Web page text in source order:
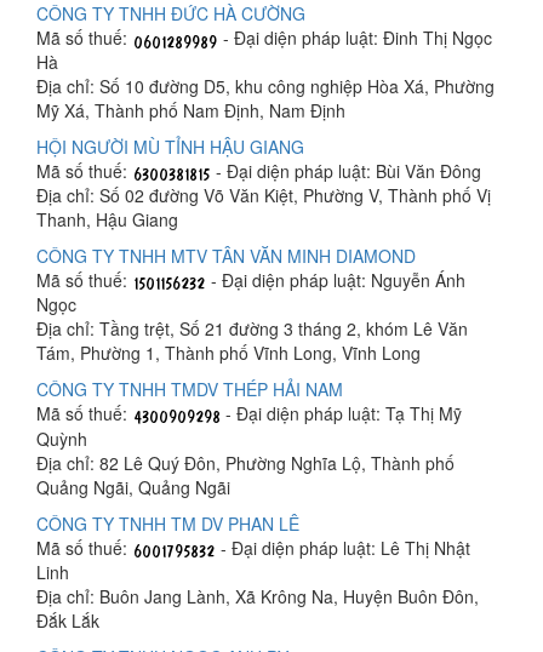
CÔNG TY TNHH ĐỨC HÀ CƯỜNG
Mã số thuế:
- Đại diện pháp luật: Đinh Thị Ngọc
Hà
Địa chỉ: Số 10 đường D5, khu công nghiệp Hòa Xá, Phường
Mỹ Xá, Thành phố Nam Định, Nam Định
HỘI NGƯỜI MÙ TỈNH HẬU GIANG
Mã số thuế:
- Đại diện pháp luật: Bùi Văn Đông
Địa chỉ: Số 02 đường Võ Văn Kiệt, Phường V, Thành phố Vị
Thanh, Hậu Giang
CÔNG TY TNHH MTV TÂN VĂN MINH DIAMOND
Mã số thuế:
- Đại diện pháp luật: Nguyễn Ánh
Ngọc
Địa chỉ: Tầng trệt, Số 21 đường 3 tháng 2, khóm Lê Văn
Tám, Phường 1, Thành phố Vĩnh Long, Vĩnh Long
CÔNG TY TNHH TMDV THÉP HẢI NAM
Mã số thuế:
- Đại diện pháp luật: Tạ Thị Mỹ
Quỳnh
Địa chỉ: 82 Lê Quý Đôn, Phường Nghĩa Lộ, Thành phố
Quảng Ngãi, Quảng Ngãi
CÔNG TY TNHH TM DV PHAN LÊ
Mã số thuế:
- Đại diện pháp luật: Lê Thị Nhật
Linh
Địa chỉ: Buôn Jang Lành, Xã Krông Na, Huyện Buôn Đôn,
Đắk Lắk